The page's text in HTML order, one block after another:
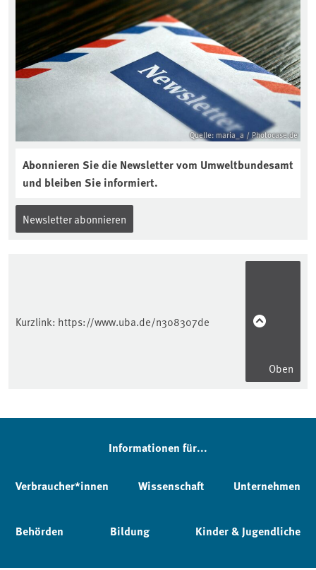
Quelle: maria_a / Photocase.de
Abonnieren Sie die Newsletter vom Umweltbundesamt
und bleiben Sie informiert.
Newsletter abonnieren
Kurzlink: https://www.uba.de/n308307de
Oben
Informationen für...
Verbraucher*innen Wissenschaft Unternehmen
Behörden Bildung Kinder & Jugendliche